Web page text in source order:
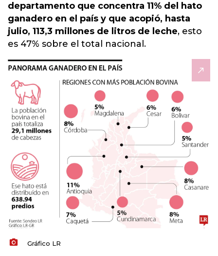
departamento que concentra 11% del hato
ganadero en el país y que acopió, hasta
julio, 113,3 millones de litros de leche, esto
es 47% sobre el total nacional.
Gráfico LR